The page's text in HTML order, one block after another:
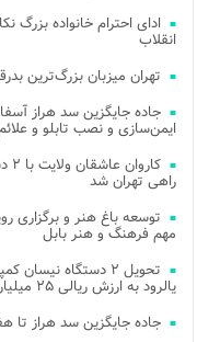
ادای احترام خانواده بزرگ
انقلاب
تهران میزبان بزرگ‌ترین
جاده جایگزین سد هراز
ایمن‌سازی و نصب تابلو و
راهی تهران شد
مهم فرهنگ و هنر بابل
تحویل ۲ دستگاه
یالرود به ارزش ریالی ۲۵ میلیارد
جاده جایگزین سد هراز تا